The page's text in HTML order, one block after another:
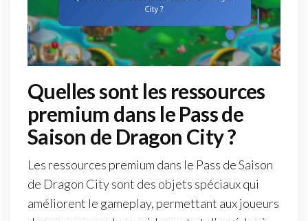
Quelles sont les ressources
premium dans le Pass de
Saison de Dragon City ?
Les ressources premium dans le Pass de Saison
de Dragon City sont des objets spéciaux qui
améliorent le gameplay, permettant aux joueurs